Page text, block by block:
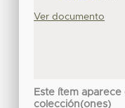
Ver documento
Este ítem
colección(ones)